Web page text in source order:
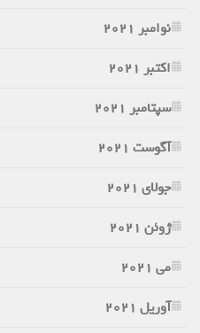
نوامبر 2021
اکتبر 2021
سپتامبر 2021
آگوست 2021
جولای 2021
ژوئن 2021
می 2021
آوریل 2021